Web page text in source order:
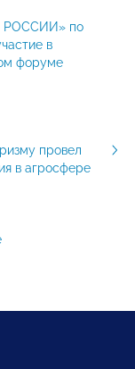
РОССИИ» по
в
форуме
провел
в агросфере